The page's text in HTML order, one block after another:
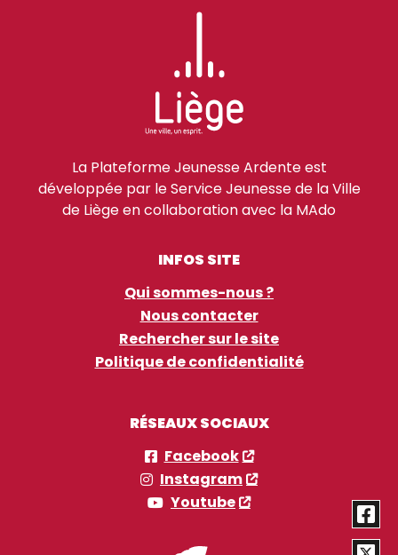
La Plateforme Jeunesse Ardente est
développée par le Service Jeunesse de la Ville
de Liège en collaboration avec la MAdo
INFOS SITE
Qui sommes-nous ?
Nous contacter
Rechercher sur le site
Politique de confidentialité
RÉSEAUX SOCIAUX
Facebook
Instagram
Youtube